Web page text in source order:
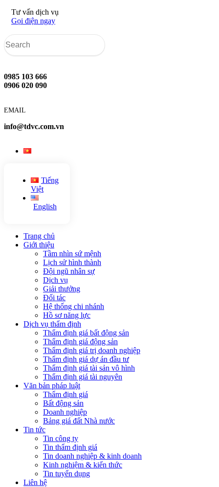
Tư vấn dịch vụ
Gọi điện ngay
0985 103 666
0906 020 090
EMAIL
info@tdvc.com.vn
Tiếng
Việt
English
Trang chủ
Giới thiệu
Tầm nhìn sứ mệnh
Lịch sử hình thành
Đội ngũ nhân sự
Dịch vụ
Giải thưởng
Đối tác
Hệ thống chi nhánh
Hồ sơ năng lực
Dịch vụ thẩm định
Thẩm định giá bất động sản
Thẩm định giá động sản
Thẩm định giá trị doanh nghiệp
Thẩm định giá dự án đầu tư
Thẩm định giá tài sản vô hình
Thẩm định giá tài nguyên
Văn bản pháp luật
Thẩm định giá
Bất động sản
Doanh nghiệp
Bảng giá đất Nhà nước
Tin tức
Tin công ty
Tin thẩm định giá
Tin doanh nghiệp & kinh doanh
Kinh nghiệm & kiến thức
Tin tuyển dụng
Liên hệ